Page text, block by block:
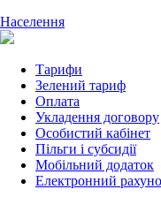
Населення
Тарифи
Зелений тариф
Оплата
Укладення договору
Особистий кабінет
Пільги і субсидії
Мобільний додаток
Електронний